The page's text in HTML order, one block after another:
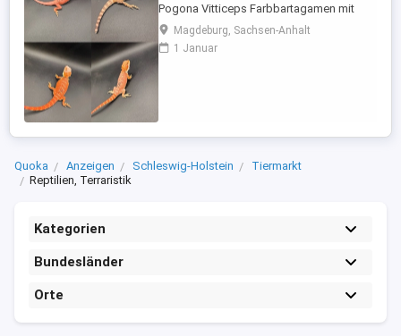
Pogona Vitticeps Farbbartagamen mit
Schlupf vom 05.05.2026 Sie sind jetzt alle
12 Wochen alt und nun Abgabebereit :)
Sie sind alle Futterfest (verschiedener
Magdeburg, Sachsen-Anhalt
1 Januar
Quoka Anzeigen Schleswig-Holstein
Tiermarkt
Reptilien, Terraristik
Kategorien
Bundesländer
Orte